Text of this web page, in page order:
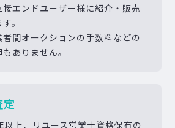
接エンドユーザー様に紹介・販売
。
者間オークションの手数料などの
ありません。
定
以上、リユース営業士資格保有の